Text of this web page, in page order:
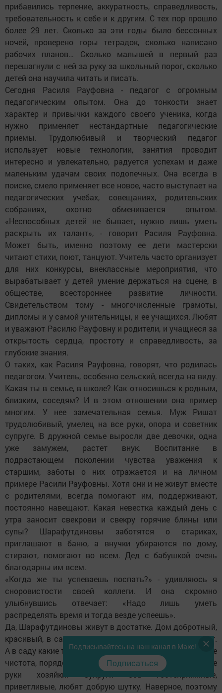
прибавились терпение, аккуратность, справедливость,
требовательность к себе и к другим. С тех пор прошло
более 29 лет. Сколько за эти годы было бессонных
ночей, проверено горы тетрадок, сколько написано
рабочих планов… Сколько малышей в первый раз
перешагнули с ней за руку за школьный порог, сколько
детей она научила читать и писать.
Сегодня Расиля Рауфовна - педагог с огромным
педагогическим опытом. Она до тонкости знает
характер и привычки каждого своего ученика, когда
нужно применяет нестандартные педагогические
приемы. Трудолюбивый и творческий педагог
использует новые технологии, занятия проводит
интересно и увлекательно, радуется успехам и даже
маленьким удачам своих подопечных. Она всегда в
поиске, смело применяет все новое, часто выступает на
педагогических учебах, совещаниях, родительских
собраниях, охотно обменивается опытом.
«Неспособных детей не бывает, нужно лишь уметь
раскрыть их талант», - говорит Расиля Рауфовна.
Может быть, именно поэтому ее дети мастерски
читают стихи, поют, танцуют. Учитель часто организует
для них конкурсы, внеклассные мероприятия, что
вырабатывает у детей умение держаться на сцене, в
обществе, всестороннее развитие личности.
Свидетельством тому - многочисленные грамоты,
дипломы и у самой учительницы, и ее учащихся. Любят
и уважают Расилю Рауфовну и родители, и учащиеся за
открытость сердца, простоту и справедливость, за
глубокие знания.
О таких, как Расиля Рауфовна, говорят, что родилась
педагогом. Учитель, особенно сельский, всегда на виду.
Какая ты в семье, в школе? Как относишься к родным,
близким, соседям? И в этом отношении она пример
многим. У нее замечательная семья. Муж Ришат
трудолюбивый, умелец на все руки, опора и советник
супруге. В дружной семье выросли две девочки, одна
уже замужем, растет внук. Воспитание в
подрастающем поколении чувства уважения к
старшим, заботы о них отражается и на личном
примере Расили Рауфовны. Хотя они и не живут вместе
с родителями, всегда помогают им, поддерживают,
постоянно навещают. Какая невестка каждый день с
утра заносит свекрови и свекру горячие блины или
супы? Шарафутдиновы заботятся о стариках,
приглашают в баню, а внучки убираются по дому,
стирают, помогают во всем. Дед с бабушкой очень
благодарны им всем.
«Когда же ты успеваешь поспать?» - удивляюсь я
сноровистости своей коллеги. И она скромно
улыбнувшись отвечает: «Надо лишь уметь
распределять время и тогда везде успеешь».
Да, Шарафутдиновы живут в достатке. Дом добротный,
красивый, в сарае полно живности, даже пчел держат.
А в саду какие только деревья, цветы не растут! И везде
чистота, порядок. Везде чувствуются умелые и добрые
руки хозяйки. Супруги оба гостеприимные,
приветливые, любят добрую шутку. Наверное, поэтому
Подписывайтесь на наш канал в Макс!
Подписаться